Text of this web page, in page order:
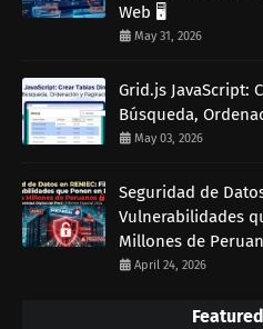
Web 🖥️
May 31, 2026
Grid.js JavaScript:
Búsqueda,
May 03, 2026
Seguridad de
Vulnerabilidades
Millones de
April 24, 2026